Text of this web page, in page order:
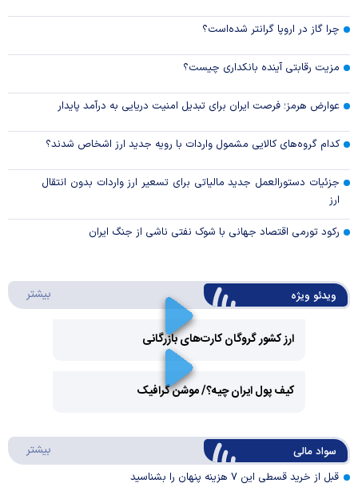
چرا گاز در اروپا گرانتر شده‌است؟
مزیت رقابتی آینده بانکداری چیست؟
عوارض هرمز؛ فرصت ایران برای تبدیل امنیت دریایی به درآمد پایدار
کدام گروه‌های کالایی مشمول واردات با رویه جدید ارز اشخاص شدند؟
جزئیات دستورالعمل جدید مالیاتی برای تسعیر ارز واردات بدون انتقال
ارز
رکود تورمی اقتصاد جهانی با شوک نفتی ناشی از جنگ ایران
ویدئو ویژه بیشتر
ارز کشور گروگان کارت‌های بازرگانی
Video
کیف پول ایران چیه؟/ موشن گرافیک
سواد مالی بیشتر
قبل از خرید قسطی این ۷ هزینه پنهان را بشناسید